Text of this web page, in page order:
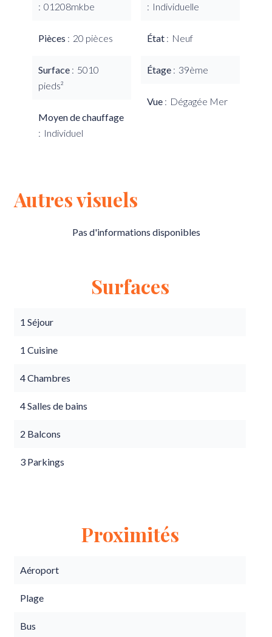
01208mkbe
Pièces 20 pièces
Surface
5010
pieds²
Moyen de chauffage
Individuel
Individuelle
État Neuf
Étage 39ème
Vue Dégagée Mer
Autres visuels
Pas d'informations disponibles
Surfaces
1 Séjour
1 Cuisine
4 Chambres
4 Salles de bains
2 Balcons
3 Parkings
Proximités
Aéroport
Plage
Bus